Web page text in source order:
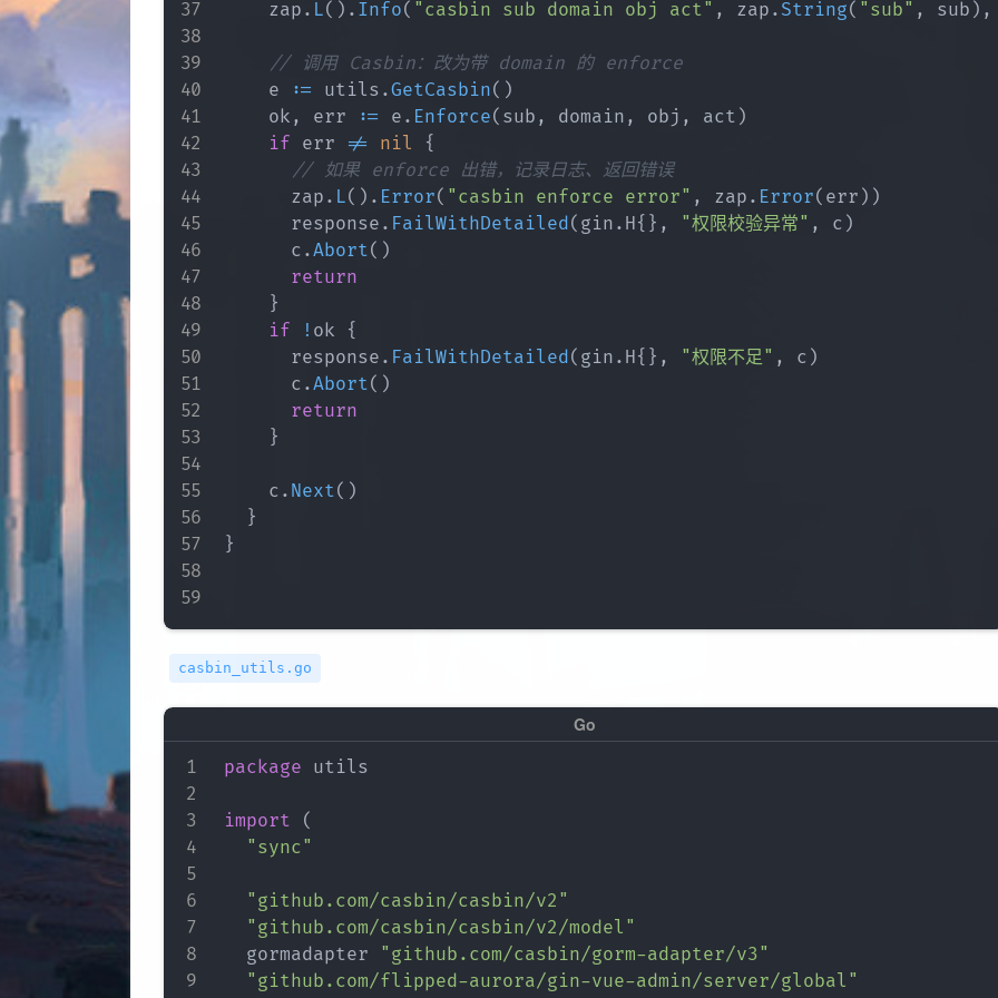
		zap
. L( ) . Info( "casbin sub domain obj act" , zap . String( "sub" , sub ) ,
// 调用 Casbin：改为带 domain 的 enforce
		e
:= utils .GetCasbin( )
		ok
, err := e . Enforce( sub , domain , obj , act )
if err != nil
{
// 如果 enforce 出错，记录日志、返回错误
			zap
. L( ) . Error( "casbin enforce error" , zap . Error( err ) )
			response
. FailWithDetailed( gin . H{ } , "权限校验异常" , c )
			c
.Abort( )
return
}
if
! ok {
			response
. FailWithDetailed( gin . H{ } , "权限不足" , c )
			c
.Abort( )
return
}
		c
. Next( )
}
}
casbin_utils.go
package utils
import
(
"sync"
"github.com/casbin/casbin/v2"
"github.com/casbin/casbin/v2/model"
	gormadapter
"github.com/casbin/gorm-adapter/v3"
"github.com/flipped-aurora/gin-vue-admin/server/global"